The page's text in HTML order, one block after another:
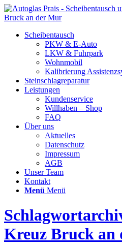
Scheibentausch
PKW & E-Auto
LKW & Fuhrpark
Wohnmobil
Kalibrierung
Steinschlagreparatur
Leistungen
Kundenservice
Willhaben – Shop
FAQ
Über uns
Aktuelles
Datenschutz
Impressum
AGB
Unser Team
Kontakt
Menü Menü
Kreuz Bruck an